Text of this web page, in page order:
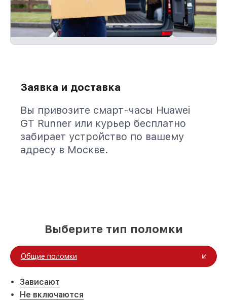
Заявка и доставка
Вы привозите смарт-часы Huawei
GT Runner или курьер бесплатно
забирает устройство по вашему
адресу в Москве.
Выберите тип поломки
Общие поломки
Зависают
Не включаются